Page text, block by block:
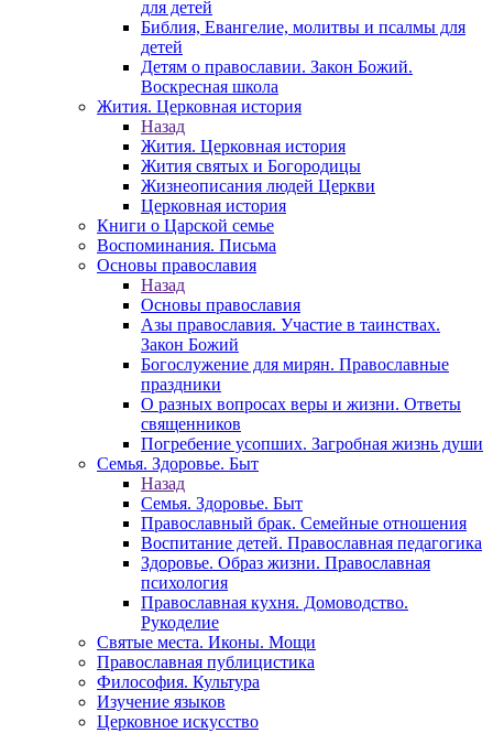
для детей
Библия, Евангелие, молитвы и псалмы для
детей
Детям о православии. Закон Божий.
Воскресная школа
Жития. Церковная история
Назад
Жития. Церковная история
Жития святых и Богородицы
Жизнеописания людей Церкви
Церковная история
Книги о Царской семье
Воспоминания. Письма
Основы православия
Назад
Основы православия
Азы православия. Участие в таинствах.
Закон Божий
Богослужение для мирян. Православные
праздники
О разных вопросах веры и жизни. Ответы
священников
Погребение усопших. Загробная жизнь души
Семья. Здоровье. Быт
Назад
Семья. Здоровье. Быт
Православный брак. Семейные отношения
Воспитание детей. Православная педагогика
Здоровье. Образ жизни. Православная
психология
Православная кухня. Домоводство.
Рукоделие
Святые места. Иконы. Мощи
Православная публицистика
Философия. Культура
Изучение языков
Церковное искусство